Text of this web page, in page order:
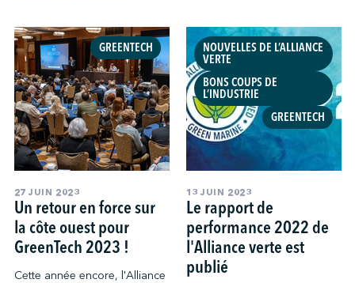
GREENTECH
27 JUIN 2023
Un retour en force sur
la côte ouest pour
GreenTech 2023 !
Cette année encore, l'Alliance
NOUVELLES DE L’ALLIANCE
VERTE
BONS COUPS DE
L’INDUSTRIE
GREENTECH
13 JUIN 2023
Le rapport de
performance 2022 de
l'Alliance verte est
publié